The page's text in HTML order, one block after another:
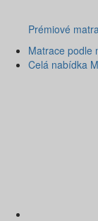
Prémiové
Matrace podle
Celá nabídka